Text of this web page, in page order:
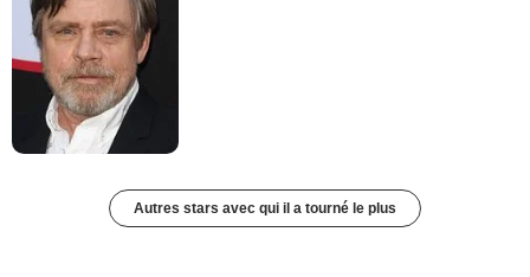
Autres stars avec qui il a tourné le plus